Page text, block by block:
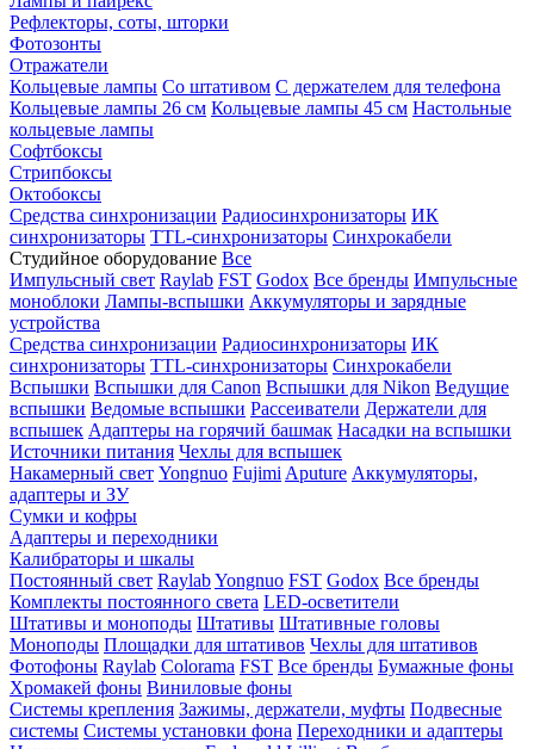
Рефлекторы, соты, шторки
Фотозонты
Отражатели
Кольцевые лампы Со штативом С держателем для телефона
Кольцевые лампы 26 см Кольцевые лампы 45 см Настольные
кольцевые лампы
Софтбоксы
Стрипбоксы
Октобоксы
Средства синхронизации Радиосинхронизаторы ИК
синхронизаторы TTL-синхронизаторы Синхрокабели
Студийное оборудование Все
Импульсный свет Raylab FST Godox Все бренды Импульсные
моноблоки Лампы-вспышки Аккумуляторы и зарядные
устройства
Средства синхронизации Радиосинхронизаторы ИК
синхронизаторы TTL-синхронизаторы Синхрокабели
Вспышки Вспышки для Canon Вспышки для Nikon Ведущие
вспышки Ведомые вспышки Рассеиватели Держатели для
вспышек Адаптеры на горячий башмак Насадки на вспышки
Источники питания Чехлы для вспышек
Накамерный свет Yongnuo Fujimi Aputure Аккумуляторы,
адаптеры и ЗУ
Сумки и кофры
Адаптеры и переходники
Калибраторы и шкалы
Постоянный свет RaylabYongnuo FST Godox Все бренды
Комплекты постоянного света LED-осветители
Штативы и моноподы Штативы Штативные головы
Моноподы Площадки для штативов Чехлы для штативов
Фотофоны Raylab Colorama FST Все бренды Бумажные фоны
Хромакей фоны Виниловые фоны
Системы крепления Зажимы, держатели, муфты Подвесные
системы Системы установки фона Переходники и адаптеры